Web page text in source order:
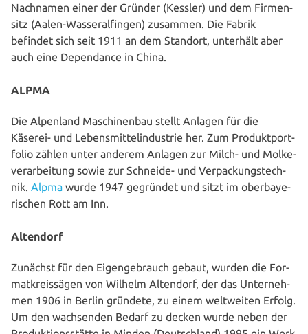
Nachnamen einer der Gründer (Kessler) und dem Fir­men­
sitz (Aalen-Was­ser­al­fin­gen) zusammen. Die Fabrik
befindet sich seit 1911 an dem Standort, unterhält aber
auch eine Depen­dance in China.
ALPMA
Die Alpenland Maschi­nen­bau stellt Anlagen für die
Käserei- und Lebens­mit­tel­in­dus­trie her. Zum Pro­dukt­port­
fo­lio zählen unter anderem Anlagen zur Milch- und Mol­ke­
ver­ar­bei­tung sowie zur Schneide- und Ver­pa­ckungs­tech­
nik. Alpma wurde 1947 gegründet und sitzt im ober­baye­
ri­schen Rott am Inn.
Altendorf
Zunächst für den Eigen­ge­brauch gebaut, wurden die For­
mat­kreis­sä­gen von Wilhelm Altendorf, der das Unter­neh­
men 1906 in Berlin gründete, zu einem welt­wei­ten Erfolg.
Um den wach­sen­den Bedarf zu decken wurde neben der